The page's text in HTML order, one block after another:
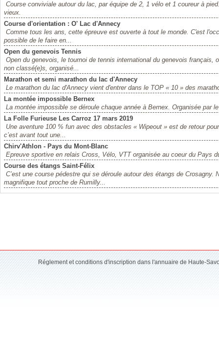
Course conviviale autour du lac, par équipe de 2, 1 vélo et 1 coureur à
vieux.
Course d'orientation : O' Lac d'Annecy
Comme tous les ans, cette épreuve est ouverte à tout le monde. C'est
possible de le faire en...
Open du genevois Tennis
Open du genevois, le tournoi de tennis international du genevois français,
non classé(e)s, organisé...
Marathon et semi marathon du lac d'Annecy
Le marathon du lac d'Annecy vient d'entrer dans le TOP « 10 » des
La montée impossible Bernex
La montée impossible se déroule chaque année à Bernex. Organisée par
La Folle Furieuse Les Carroz 17 mars 2019
Une aventure 100 % fun avec des obstacles « Wipeout » est de retour
c’est avant tout une...
Chirv'Athlon - Pays du Mont-Blanc
Epreuve sportive en relais Cross, Vélo, VTT organisée au coeur du Pays
Course des étangs Saint-Félix
C’est une course pédestre qui se déroule autour des étangs de
magnifique tout proche de Rumilly...
Réglement et conditions d'inscription dans l'annuaire de Haute-